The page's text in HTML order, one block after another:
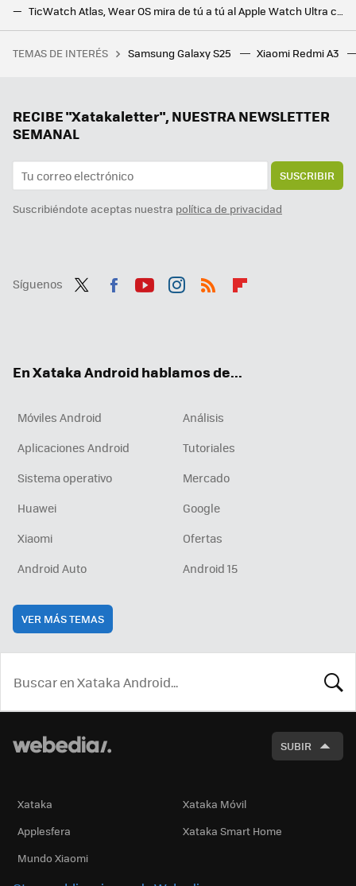
TicWatch Atlas, Wear OS mira de tú a tú al Apple Watch Ultra con un reloj pensado para resistir lo que le echen
No sabía si era mejor un reloj inteligente o una pulsera inteligente, así que he comprado los dos. Un año después ya tengo la respuesta
Bali quiso atraer a todos los nómadas digitales con medidas increíbles. Así les va tres años después
TEMAS DE INTERÉS Samsung Galaxy S25 Xiaomi Redmi A3
RECIBE "Xatakaletter", NUESTRA NEWSLETTER
SEMANAL
SUSCRIBIR
Suscribiéndote aceptas nuestra política de privacidad
Síguenos
En Xataka Android hablamos de...
Móviles Android
Análisis
Aplicaciones Android
Tutoriales
Sistema operativo
Mercado
Huawei
Google
Xiaomi
Ofertas
Android Auto
Android 15
VER MÁS TEMAS
SUBIR
Xataka
Xataka Móvil
Applesfera
Xataka Smart Home
Mundo Xiaomi